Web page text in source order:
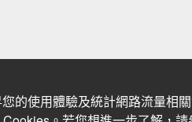
的使用體驗及統計網路流量相